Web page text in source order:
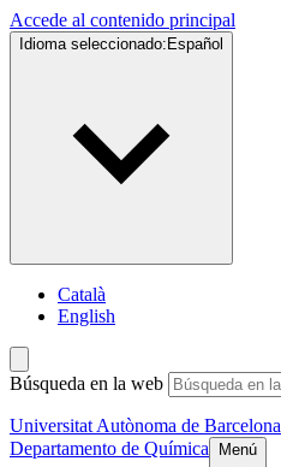
Accede al contenido principal
Idioma seleccionado: Español
Català
English
Búsqueda en la web
Universitat Autònoma de Barcelona
Departamento de Química
Menú